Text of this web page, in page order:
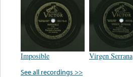
Imposible
Virgen Serrana
See all recordings >>